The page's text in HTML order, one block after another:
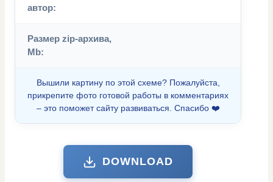
автор:
Размер zip-архива,
Mb:
Вышили картину по этой схеме? Пожалуйста,
прикрепите фото готовой работы в комментариях
– это поможет сайту развиваться. Спасибо ❤️
DOWNLOAD